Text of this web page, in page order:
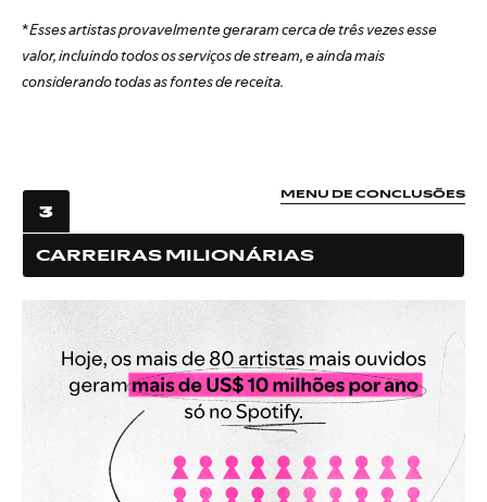
*Esses artistas provavelmente geraram cerca de três vezes esse
valor, incluindo todos os serviços de stream, e ainda mais
considerando todas as fontes de receita.
3
MENU DE CONCLUSÕES
CARREIRAS MILIONÁRIAS